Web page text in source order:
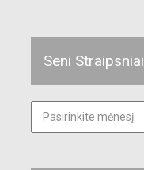
Seni Straipsniai
Seni
straipsniai